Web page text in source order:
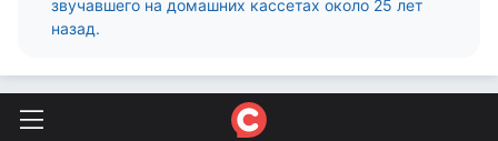
звучавшего на домашних кассетах около 25 лет
назад.